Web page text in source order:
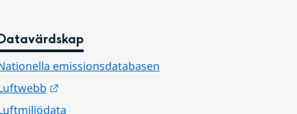
emissionsdatabasen
Länk till annan webbplats.